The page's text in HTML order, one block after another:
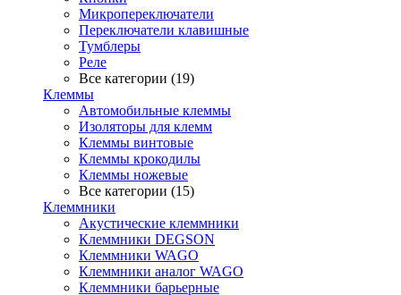
Микропереключатели
Переключатели клавишные
Тумблеры
Реле
Все категории (19)
Клеммы
Автомобильные клеммы
Изоляторы для клемм
Клеммы винтовые
Клеммы крокодилы
Клеммы ножевые
Все категории (15)
Клеммники
Акустические клеммники
Клеммники DEGSON
Клеммники WAGO
Клеммники аналог WAGO
Клеммники барьерные